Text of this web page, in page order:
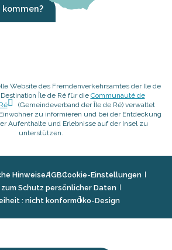
Website des Fremdenverkehrsamtes der Ile de
Île de Ré für die Communauté de
(Gemeindeverband der Île de Ré) verwaltet
zu informieren und bei der Entdeckung
Aufenthalte und Erlebnisse auf der Insel zu
unterstützen.
HinweiseAGBCookie-Einstellungen
Schutz persönlicher Daten
: nicht konformÖko-Design